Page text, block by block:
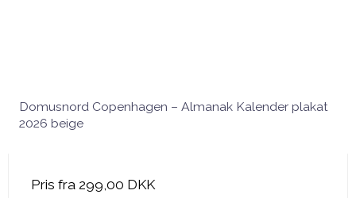
Domusnord Copenhagen – Almanak Kalender plakat
2026 beige
Pris fra 299,00 DKK